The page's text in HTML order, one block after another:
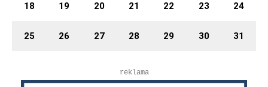
18 19 20 21 22 23 24
25 26 27 28 29 30 31
reklama